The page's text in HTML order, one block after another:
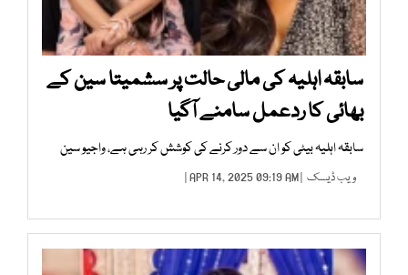
سابقہ اہلیہ کی مالی حالت پر سشمیتا سین کے
بھائی کا ردعمل سامنے آگیا
سابقہ اہلیہ بیٹی کو ان سے دور کرنے کی کوشش کر رہی ہے، واجیو سین
ویب ڈیسک | APR 14, 2025 09:19 AM |